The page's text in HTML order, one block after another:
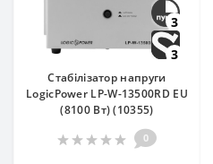
3
3
Стабілізатор напруги
LogicPower LP-W-13500RD EU
(8100 Вт) (10355)
0